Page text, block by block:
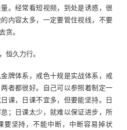
。经常看短视频，到处是诱惑，很
内容太多，一定要管住视线，不要
贪。
恒久力行。
牌体系，戒色十规是实战体系，戒
者都很好。自己可以参照着制定一
课，日课不宜多，但要能坚持。日
；日课太少，就难以保证进步，所
要坚持，不能中断，中断容易掉状